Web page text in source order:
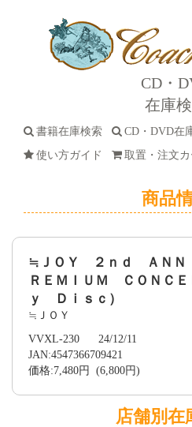
CD・
在庫
書籍在庫検索 CD・DVD在
使い方ガイド
取置・注文
商品
≒ＪＯＹ ２ｎｄ ＡＮＮ
ＲＥＭＩＵＭ ＣＯＮＣＥ
ｙ Ｄｉｓｃ）
≒ＪＯＹ
VVXL-230 24/12/11
JAN:4547366709421
価格:7,480円 (6,800円)
店舗別在